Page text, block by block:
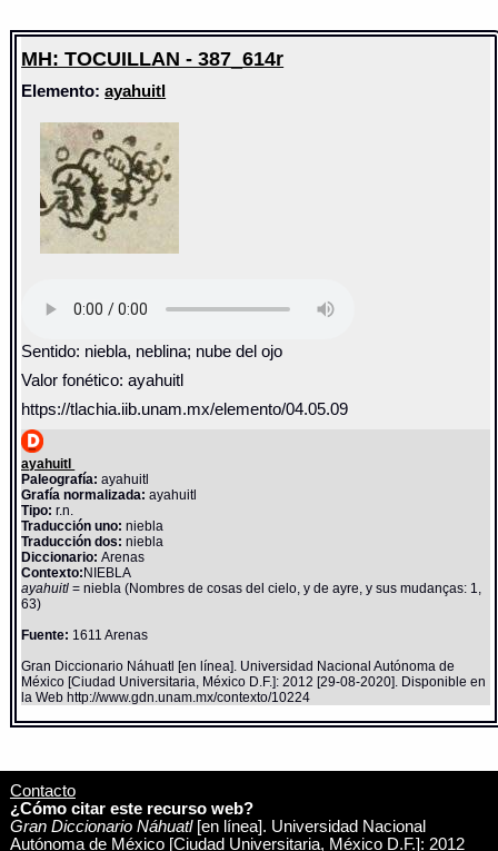
MH: TOCUILLAN - 387_614r
Elemento:ayahuitl
Sentido: niebla, neblina; nube del ojo
Valor fonético: ayahuitl
https://tlachia.iib.unam.mx/elemento/04.05.09
ayahuitl
Paleografía: ayahuitl
Grafía normalizada: ayahuitl
Tipo: r.n.
Traducción uno: niebla
Traducción dos: niebla
Diccionario:Arenas
Contexto:NIEBLA
ayahuitl= niebla (Nombres de cosas del cielo, y de ayre, y sus mudanças: 1,
63)
Fuente: 1611 Arenas
Gran Diccionario Náhuatl [en línea]. Universidad Nacional Autónoma de
México [Ciudad Universitaria, México D.F.]: 2012 [29-08-2020]. Disponible en
la Web http://www.gdn.unam.mx/contexto/10224
Contacto
¿Cómo citar este recurso web?
Gran Diccionario Náhuatl[en línea]. Universidad Nacional
Autónoma de México [Ciudad Universitaria, México D.F.]: 2012